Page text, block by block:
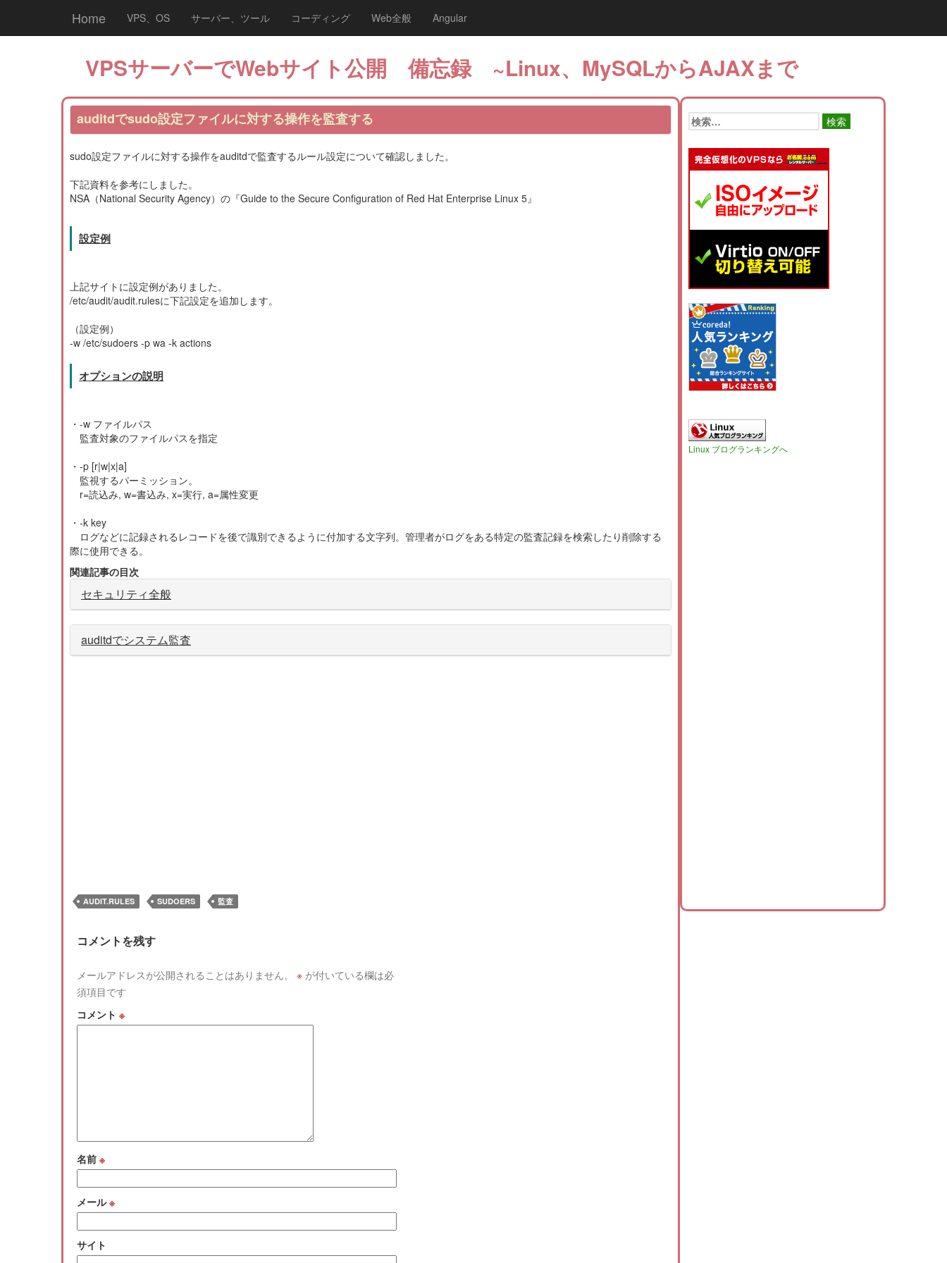
Home VPS、OS サーバー、ツール コーディング Web全般 Angular
VPSサーバーでWebサイト公開 備忘録 ~Linux、MySQLからAJAXまで
auditdでsudo設定ファイルに対する操作を監査する
sudo設定ファイルに対する操作をauditdで監査するルール設定について確認しました。
下記資料を参考にしました。
NSA（National Security Agency）の『Guide to the Secure Configuration of Red Hat Enterprise Linux 5』
設定例
上記サイトに設定例がありました。
/etc/audit/audit.rulesに下記設定を追加します。
（設定例）
-w /etc/sudoers -p wa -k actions
オプションの説明
・-w ファイルパス
監査対象のファイルパスを指定
・-p [r|w|x|a]
監視するパーミッション。
r=読込み, w=書込み, x=実行, a=属性変更
・-k key
ログなどに記録されるレコードを後で識別できるように付加する文字列。管理者がログをある特定の監査記録を検索したり削除する
際に使用できる。
関連記事の目次
セキュリティ全般
auditdでシステム監査
AUDIT.RULES SUDOERS 監査
コメントを残す
メールアドレスが公開されることはありません。 ※ が付いている欄は必
須項目です
コメント ※
名前 ※
メール※
サイト
検
索:
Linux ブログランキングへ